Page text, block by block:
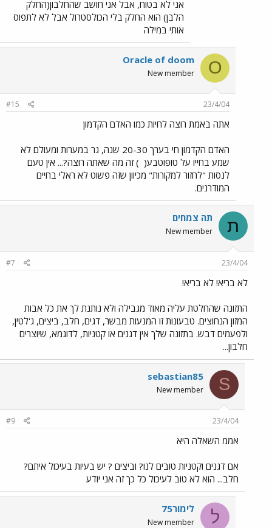
אני לא בטוח, אבל אני חושב שהחלבון(החלק
הלבן) הוא החלק בלי הכולסטרול אבל לא לתפוס
אותי במילה
O
Oracle of doom
New member
23/4/04
#15
אתה באמת רוצה לחיות כמו האדם הקדמון
האדם הקדמון חי בערך 20-30 שנה, גר במערות ומעולם לא
שמע בחייו על טופוטבע( ) זה מה שאתה רוצה?... אין טעם
לנסות "לחזור למקורות" מכיוון שזה פשוט לא ראלי בחיים
המודרנים.
ת תה צמחים
New member
23/4/04
#7
לא בריא! לא בריא!
התזונה שהחלטת עליה מאוד מגבילה ולא נותנת לך את כל אבות
המזון הנחוצים. טבעונות זו המנעות מבשר, דגים, חלב, ביצים, ג'לטין,
ולפעמים דבש. בתזונה שלך אין דגנים או קטניות, לדוגמא, שיוצרים
חלבון...
S
sebastian85
New member
23/4/04
#9
אממ השאלה היא
אם דגנים וקטניות טובים לנו? וביצים ? יש בעיות בעיכול איתם?
חלב... הוא לא טוב לעיכול כל כך זה אני יודע
ל לימור75
New member